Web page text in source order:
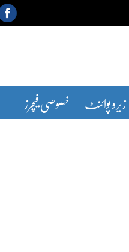
زیرو پوائنٹ خصوصی فیچرز